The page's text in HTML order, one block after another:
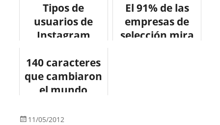
Tipos de
usuarios de
Instagram
#infographic
#socialmedia
#instagram
El 91% de las
empresas de
selección mira
140 caracteres
que cambiaron
el mundo
#infographic
11/05/2012